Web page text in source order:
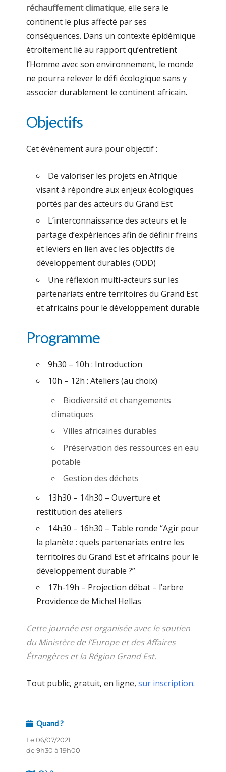
réchauffement climatique, elle sera le
continent le plus affecté par ses
conséquences. Dans un contexte épidémique
étroitement lié au rapport qu’entretient
l’Homme avec son environnement, le monde
ne pourra relever le défi écologique sans y
associer durablement le continent africain.
Objectifs
Cet événement aura pour objectif :
De valoriser les projets en Afrique
visant à répondre aux enjeux écologiques
portés par des acteurs du Grand Est
L’interconnaissance des acteurs et le
partage d’expériences afin de définir freins
et leviers en lien avec les objectifs de
développement durables (ODD)
Une réflexion multi-acteurs sur les
partenariats entre territoires du Grand Est
et africains pour le développement durable
Programme
9h30 – 10h : Introduction
10h – 12h : Ateliers (au choix)
Biodiversité et changements
climatiques
Villes africaines durables
Préservation des ressources en eau
potable
Gestion des déchets
13h30 – 14h30 – Ouverture et
restitution des ateliers
14h30 – 16h30 – Table ronde “Agir pour
la planète : quels partenariats entre les
territoires du Grand Est et africains pour le
développement durable ?”
17h-19h – Projection débat – l’arbre
Providence de Michel Hellas
Cette journée est organisée avec le soutien
du Ministère de l’Europe et des Affaires
Étrangères et la Région Grand Est.
Tout public, gratuit, en ligne, sur inscription.
Quand ?
Le 06/07/2021
de 9h30 à 19h00